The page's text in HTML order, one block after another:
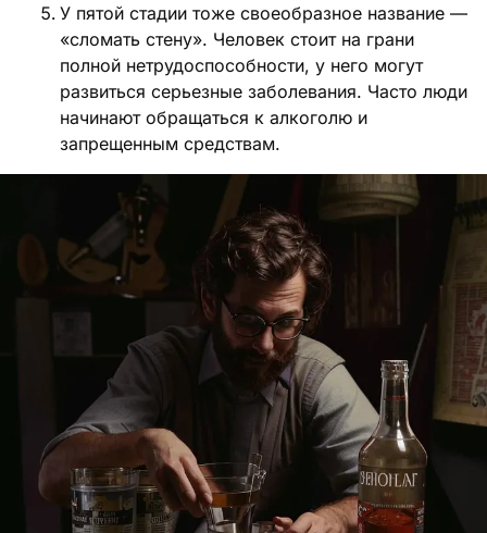
У пятой стадии тоже своеобразное название —
«сломать стену». Человек стоит на грани
полной нетрудоспособности, у него могут
развиться серьезные заболевания. Часто люди
начинают обращаться к алкоголю и
запрещенным средствам.